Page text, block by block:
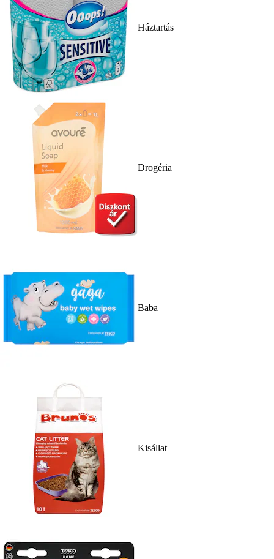
Háztartás
Drogéria
Baba
Kisállat